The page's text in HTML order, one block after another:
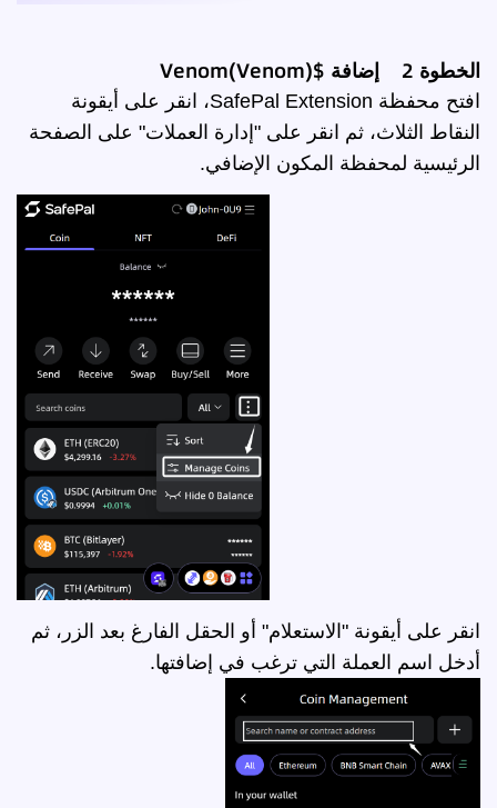
الخطوة 2 إضافة $Venom(Venom)
افتح محفظة SafePal Extension، انقر على أيقونة
النقاط الثلاث، ثم انقر على "إدارة العملات" على الصفحة
الرئيسية لمحفظة المكون الإضافي.
انقر على أيقونة "الاستعلام" أو الحقل الفارغ بعد الزر، ثم
أدخل اسم العملة التي ترغب في إضافتها.